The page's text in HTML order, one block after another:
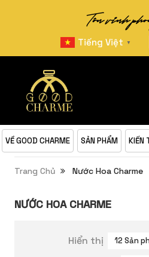
Tôn vinh
Tiếng Việt ▼
VỀ GOOD CHARME SẢN PHẨM KIẾN
Trang Chủ Nước Hoa Charme
NƯỚC HOA CHARME
Hiển thị 12 Sản